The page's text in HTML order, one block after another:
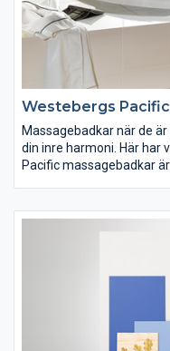
Westebergs
Massagebadkar när de
din inre harmoni. Här har
Pacific massagebadkar
Finns i tre unika former
tillvalsmöjligheter och